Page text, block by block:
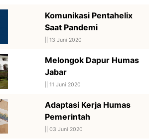
Komunikasi Pentahelix
Saat Pandemi
13 Juni 2020
Melongok Dapur Humas
Jabar
11 Juni 2020
Adaptasi Kerja Humas
Pemerintah
03 Juni 2020